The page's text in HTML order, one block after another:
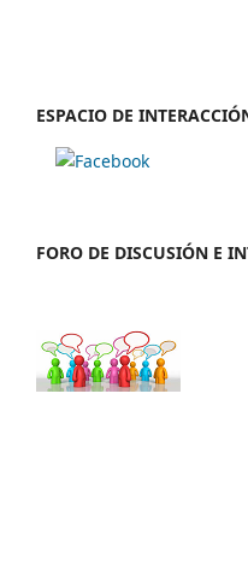
ESPACIO DE
FORO DE DISCUSIÓN E